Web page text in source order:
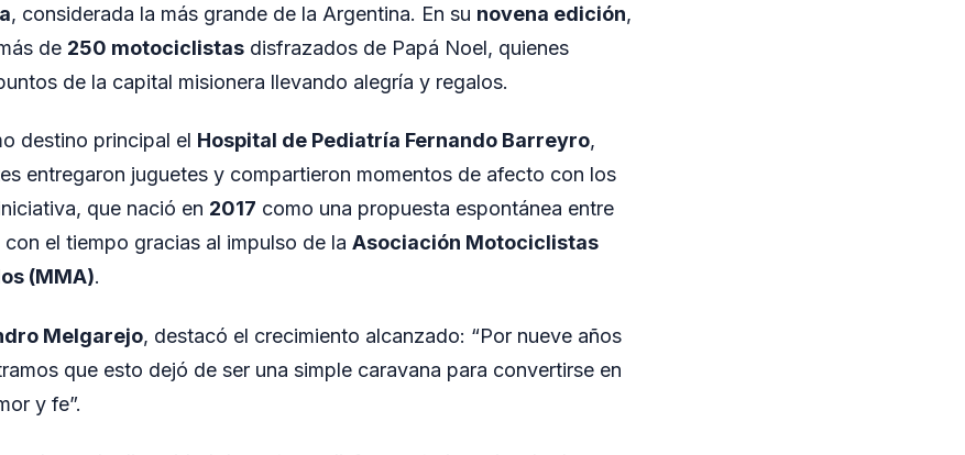
, considerada la más grande de la Argentina. En su novena edición,
de 250 motociclistas disfrazados de Papá Noel, quienes
de la capital misionera llevando alegría y regalos.
destino principal el Hospital de Pediatría Fernando Barreyro,
entregaron juguetes y compartieron momentos de afecto con los
que nació en 2017 como una propuesta espontánea entre
el tiempo gracias al impulso de la Asociación Motociclistas
(MMA).
Melgarejo, destacó el crecimiento alcanzado: “Por nueve años
que esto dejó de ser una simple caravana para convertirse en
y fe”.